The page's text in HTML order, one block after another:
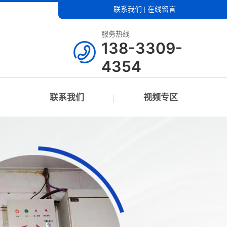
联系我们 在线留言
服务热线
138-3309-
4354
联系我们 视频专区